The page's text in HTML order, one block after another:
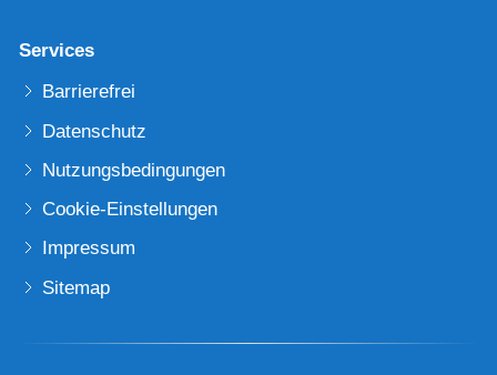
Services
Barrierefrei
Datenschutz
Nutzungsbedingungen
Cookie-Einstellungen
Impressum
Sitemap